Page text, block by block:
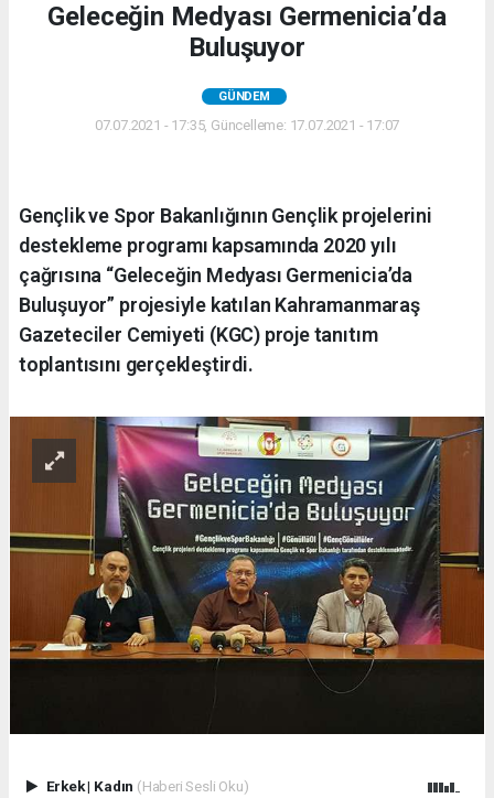
Geleceğin Medyası Germenicia’da
Buluşuyor
GÜNDEM
07.07.2021 - 17:35, Güncelleme: 17.07.2021 - 17:07
Gençlik ve Spor Bakanlığının Gençlik projelerini
destekleme programı kapsamında 2020 yılı
çağrısına “Geleceğin Medyası Germenicia’da
Buluşuyor” projesiyle katılan Kahramanmaraş
Gazeteciler Cemiyeti (KGC) proje tanıtım
toplantısını gerçekleştirdi.
Erkek| Kadın (Haberi Sesli Oku)